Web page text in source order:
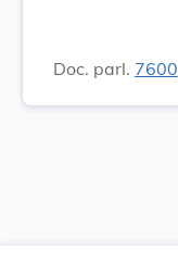
Doc. parl. 7600